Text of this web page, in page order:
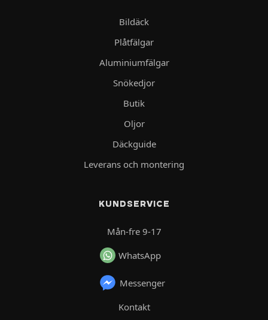
Bildäck
Plåtfälgar
Aluminiumfälgar
Snökedjor
Butik
Oljor
Däckguide
Leverans och montering
KUNDSERVICE
Mån-fre 9-17
WhatsApp
Messenger
Kontakt